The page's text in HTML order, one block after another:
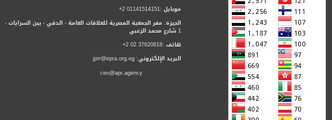
موبايل :01141514151 2+
الجيزة: مقر الجمعية المصرية للعلاقات العامة - الدقي - بين السرايات -
1 شارع محمد الزغبي
هاتف :37620818 02 2+
البريد الإلكتروني: jprr@epra.org.eg